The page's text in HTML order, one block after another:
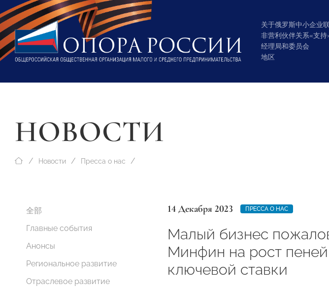
关于俄罗斯中小企业
非营利伙伴关系«支持
经理局和委员会
地区
НОВОСТИ
Новости Пресса о нас
全部
Главные события
Анонсы
Региональное развитие
Отраслевое развитие
14 Декабря 2023 ПРЕССА О НАС
Малый бизнес
Минфин на рост
ключевой ставки